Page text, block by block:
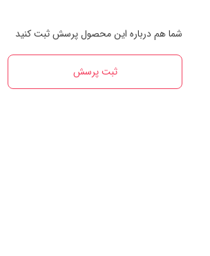
شما هم درباره این محصول پرسش ثبت کنید
ثبت پرسش